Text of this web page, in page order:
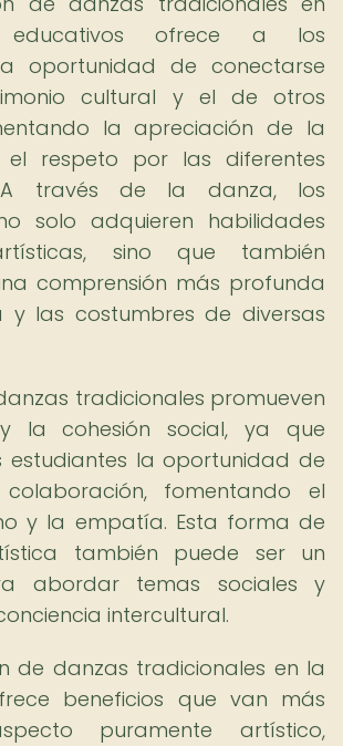
educativos ofrece a los
oportunidad de conectarse
cultural y el de otros
la apreciación de la
el respeto por las diferentes
A través de la danza, los
solo adquieren habilidades
sino que también
comprensión más profunda
y las costumbres de diversas
tradicionales promueven
la cohesión social, ya que
estudiantes la oportunidad de
fomentando el
y la empatía. Esta forma de
también puede ser un
abordar temas sociales y
intercultural.
de danzas tradicionales en la
beneficios que van más
puramente artístico,